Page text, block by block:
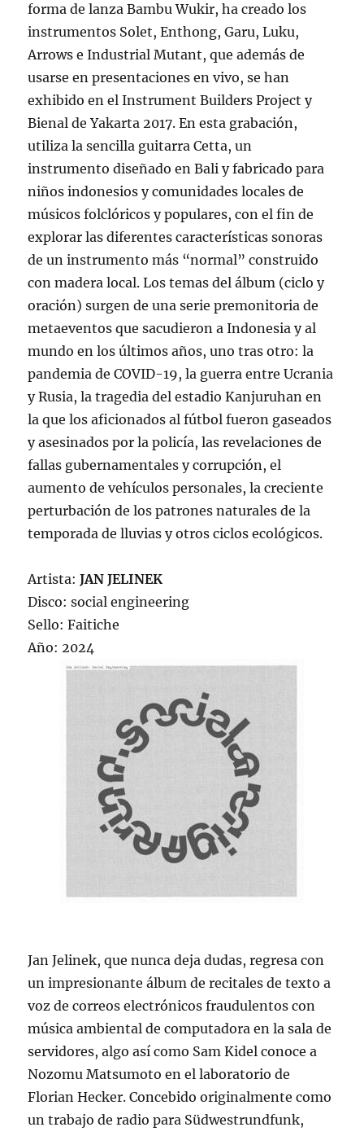
forma de lanza Bambu Wukir, ha creado los
instrumentos Solet, Enthong, Garu, Luku,
Arrows e Industrial Mutant, que además de
usarse en presentaciones en vivo, se han
exhibido en el Instrument Builders Project y
Bienal de Yakarta 2017. En esta grabación,
utiliza la sencilla guitarra Cetta, un
instrumento diseñado en Bali y fabricado para
niños indonesios y comunidades locales de
músicos folclóricos y populares, con el fin de
explorar las diferentes características sonoras
de un instrumento más “normal” construido
con madera local. Los temas del álbum (ciclo y
oración) surgen de una serie premonitoria de
metaeventos que sacudieron a Indonesia y al
mundo en los últimos años, uno tras otro: la
pandemia de COVID-19, la guerra entre Ucrania
y Rusia, la tragedia del estadio Kanjuruhan en
la que los aficionados al fútbol fueron gaseados
y asesinados por la policía, las revelaciones de
fallas gubernamentales y corrupción, el
aumento de vehículos personales, la creciente
perturbación de los patrones naturales de la
temporada de lluvias y otros ciclos ecológicos.
Artista:JAN JELINEK
Disco: social engineering
Sello: Faitiche
Año: 2024
Jan Jelinek, que nunca deja dudas, regresa con
un impresionante álbum de recitales de texto a
voz de correos electrónicos fraudulentos con
música ambiental de computadora en la sala de
servidores, algo así como Sam Kidel conoce a
Nozomu Matsumoto en el laboratorio de
Florian Hecker. Concebido originalmente como
un trabajo de radio para Südwestrundfunk,